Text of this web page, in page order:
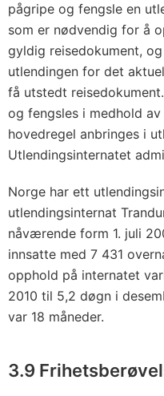
pågripe og fengsle en
som er nødvendig for å
gyldig reisedokument,
utlendingen for det
få utstedt
og fengsles i medhold
hovedregel anbringes i
Utlendingsinternatet
Norge har ett
utlendingsinternat
nåværende form 1. juli
innsatte med 7 431
opphold på internatet
2010 til 5,2 døgn i
var 18 måneder.
3.9